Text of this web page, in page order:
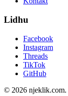
Lidhu
Facebook
Instagram
Threads
TikTok
GitHub
© 2026 njeklik.com.